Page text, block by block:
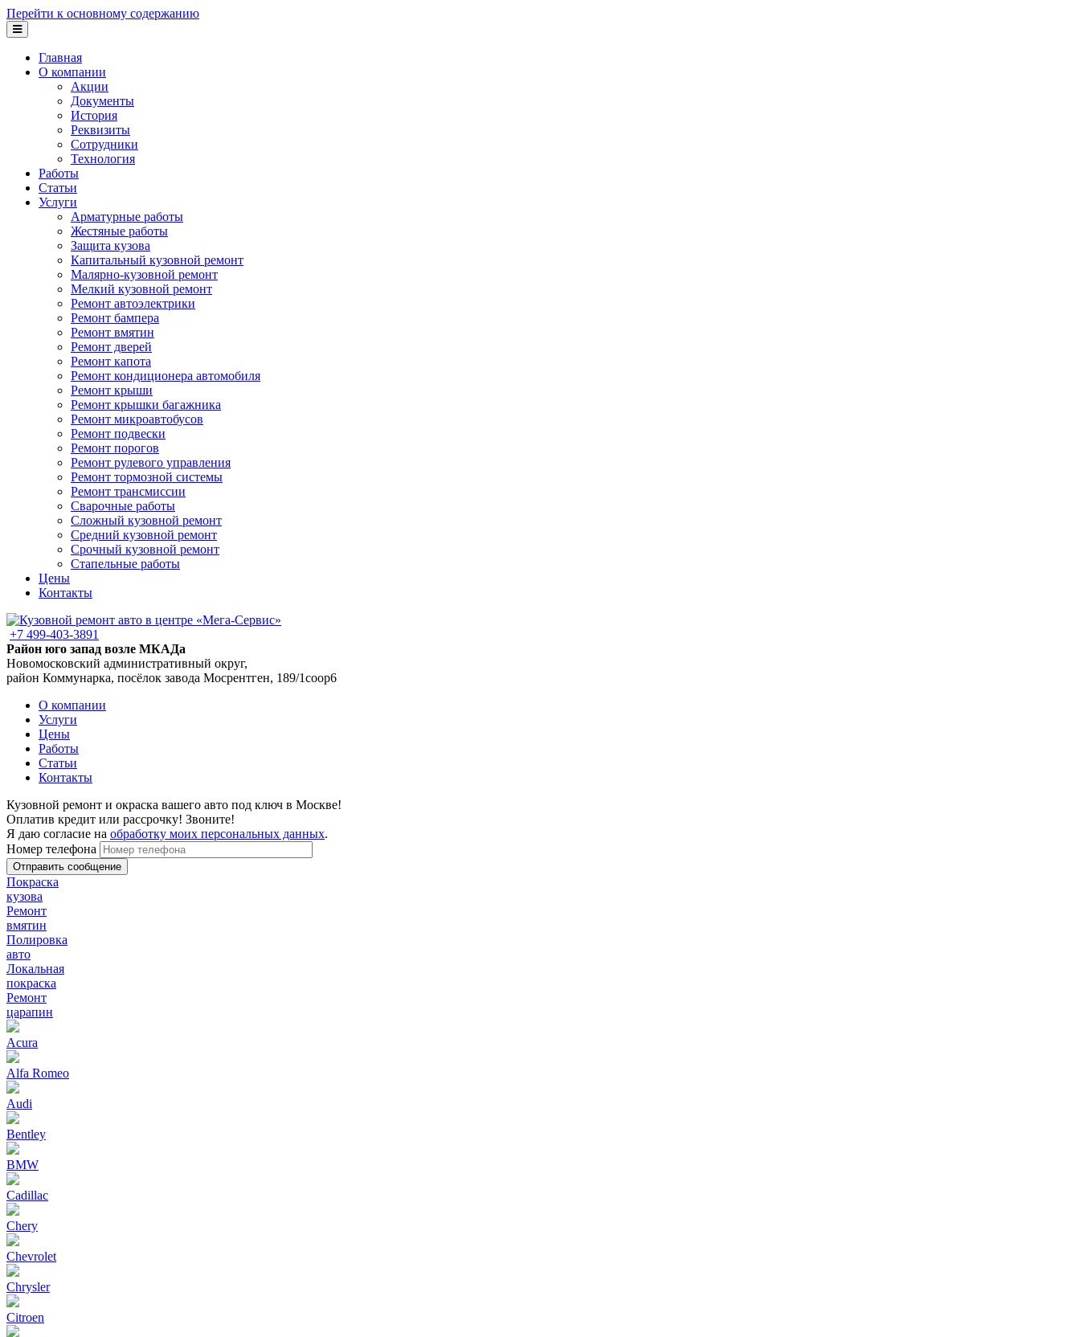
Перейти к основному содержанию
Главная
О компании
Акции
Документы
История
Реквизиты
Сотрудники
Технология
Работы
Статьи
Услуги
Арматурные работы
Жестяные работы
Защита кузова
Капитальный кузовной ремонт
Малярно-кузовной ремонт
Мелкий кузовной ремонт
Ремонт автоэлектрики
Ремонт бампера
Ремонт вмятин
Ремонт дверей
Ремонт капота
Ремонт кондиционера автомобиля
Ремонт крыши
Ремонт крышки багажника
Ремонт микроавтобусов
Ремонт подвески
Ремонт порогов
Ремонт рулевого управления
Ремонт тормозной системы
Ремонт трансмиссии
Сварочные работы
Сложный кузовной ремонт
Средний кузовной ремонт
Срочный кузовной ремонт
Стапельные работы
Цены
Контакты
+7 499-403-3891
Район юго запад возле МКАДа
Новомосковский административный округ,
район Коммунарка, посёлок завода Мосрентген, 189/1соор6
О компании
Услуги
Цены
Работы
Статьи
Контакты
Кузовной ремонт и окраска вашего авто под ключ в Москве!
Оплатив кредит или рассрочку! Звоните!
Я даю согласие на обработку моих персональных данных.
Номер телефона
Покраска
кузова
Ремонт
вмятин
Полировка
авто
Локальная
покраска
Ремонт
царапин
Acura
Alfa Romeo
Audi
Bentley
BMW
Cadillac
Chery
Chevrolet
Chrysler
Citroen